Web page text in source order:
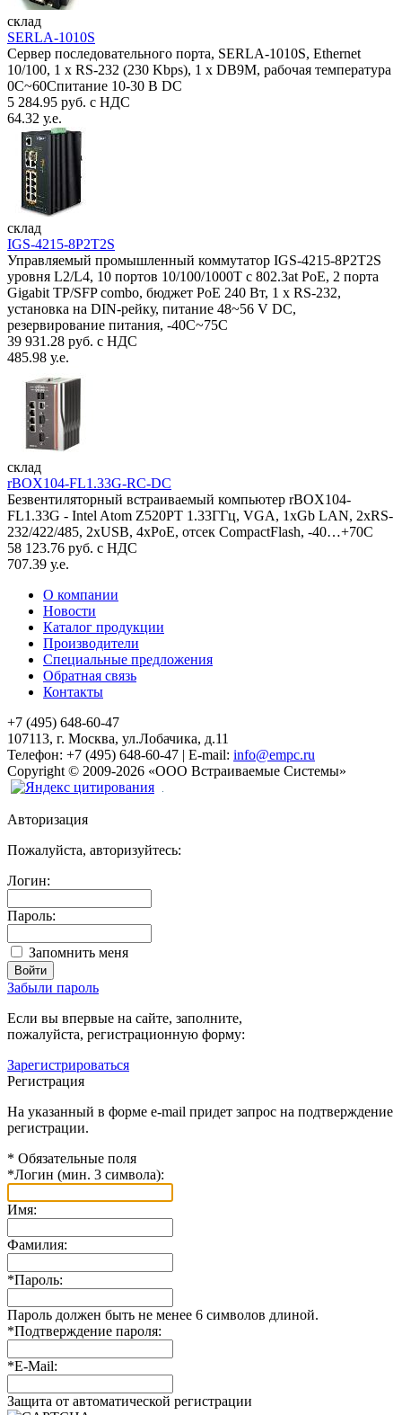
склад
SERLA-1010S
Сервер последовательного порта, SERLA-1010S, Ethernet
10/100, 1 x RS-232 (230 Kbps), 1 x DB9M, рабочая температура
0C~60Спитание 10-30 В DC
5 284.95 руб. с НДС
64.32 у.е.
склад
IGS-4215-8P2T2S
Управляемый промышленный коммутатор IGS-4215-8P2T2S
уровня L2/L4, 10 портов 10/100/1000T с 802.3at PoE, 2 порта
Gigabit TP/SFP combo, бюджет PoE 240 Вт, 1 x RS-232,
установка на DIN-рейку, питание 48~56 V DC,
резервирование питания, -40С~75C
39 931.28 руб. с НДС
485.98 у.е.
склад
rBOX104-FL1.33G-RC-DC
Безвентиляторный встраиваемый компьютер rBOX104-
FL1.33G - Intel Atom Z520PT 1.33ГГц, VGA, 1xGb LAN, 2xRS-
232/422/485, 2xUSB, 4xPoE, отсек CompactFlash, -40…+70C
58 123.76 руб. с НДС
707.39 у.е.
О компании
Новости
Каталог продукции
Производители
Специальные предложения
Обратная связь
Контакты
+7 (495) 648-60-47
107113, г. Москва, ул.Лобачика, д.11
Телефон: +7 (495) 648-60-47 | E-mail: info@empc.ru
Copyright © 2009-2026 «ООО Встраиваемые Системы»
Авторизация
Пожалуйста, авторизуйтесь:
Логин:
Пароль:
Запомнить меня
Забыли пароль
Если вы впервые на сайте, заполните,
пожалуйста, регистрационную форму:
Зарегистрироваться
Регистрация
На указанный в форме e-mail придет запрос на подтверждение
регистрации.
* Обязательные поля
*Логин (мин. 3 символа):
Имя:
Фамилия:
*Пароль:
Пароль должен быть не менее 6 символов длиной.
*Подтверждение пароля:
*E-Mail:
Защита от автоматической регистрации